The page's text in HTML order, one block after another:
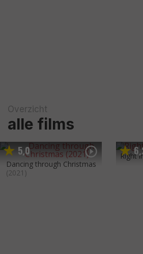
Overzicht
alle films
5,0
Dancing through Christmas
(2021)
6,
Right